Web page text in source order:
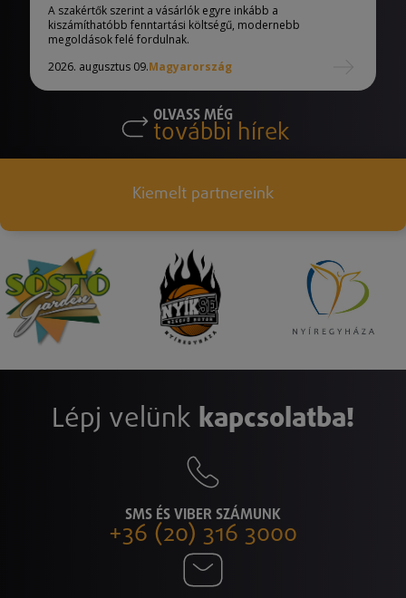
A szakértők szerint a vásárlók egyre inkább a
kiszámíthatóbb fenntartási költségű, modernebb
megoldások felé fordulnak.
2026. augusztus 09.Magyarország
OLVASS MÉG
további hírek
Kiemelt partnereink
Lépj velünk kapcsolatba!
SMS ÉS VIBER SZÁMUNK
+36 (20) 316 3000